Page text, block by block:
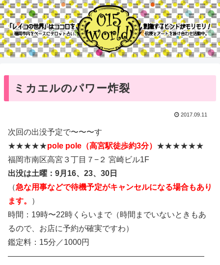
ミカエルのパワー炸裂
2017.09.11
次回の出没予定で〜〜〜す
★★★★★pole pole（高宮駅徒歩約3分） ★★★★★★
福岡市南区高宮３丁目７−２ 宮崎ビル1F
出没は土曜： 9月 16、23、30日
（急な用事などで待機予定がキャンセルになる場合もあり
ます。
）
時間：19時〜22時くらいまで（時間までいないときもあ
るので、お店に予約が確実ですわ）
鑑定料：15分／1000円
―――――――――――――――――――――――――